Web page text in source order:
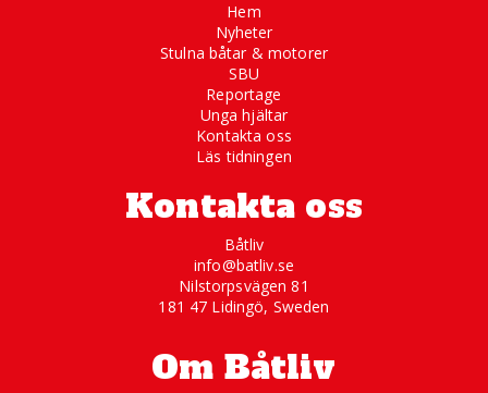
Hem
Nyheter
Stulna båtar & motorer
SBU
Reportage
Unga hjältar
Kontakta oss
Läs tidningen
Kontakta oss
Båtliv
info@batliv.se
Nilstorpsvägen 81
181 47 Lidingö, Sweden
Om Båtliv